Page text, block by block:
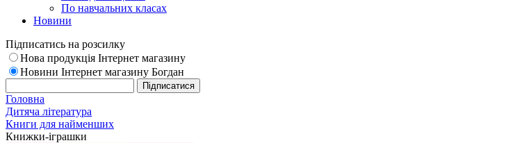
По навчальних класах
Новини
Підписатись на розсилку
Нова продукція Інтернет магазину
Новини Інтернет магазину Богдан
Головна
Дитяча література
Книги для найменших
Книжки-іграшки